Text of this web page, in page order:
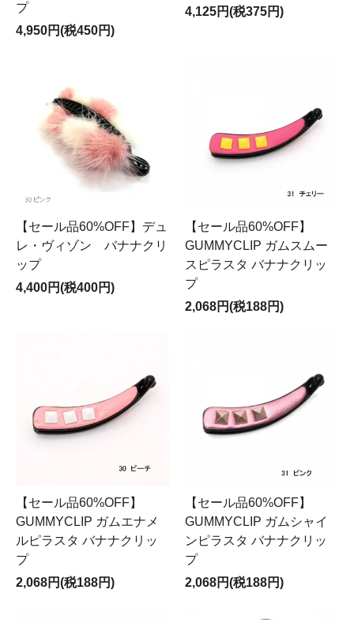
プ
4,950円(税450円)
4,125円(税375円)
【セール品60%OFF】デュ
レ・ヴィゾン バナナクリ
ップ
4,400円(税400円)
【セール品60%OFF】
GUMMYCLIP ガムスムー
スピラスタ バナナクリッ
プ
2,068円(税188円)
【セール品60%OFF】
GUMMYCLIP ガムエナメ
ルピラスタ バナナクリッ
プ
2,068円(税188円)
【セール品60%OFF】
GUMMYCLIP ガムシャイ
ンピラスタ バナナクリッ
プ
2,068円(税188円)